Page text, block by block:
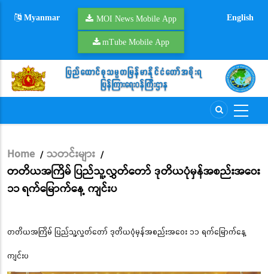
Myanmar MOI News Mobile App
mTube Mobile App
English
Breadcrumb
Home / သတင်းများ /
တတိယအကြိမ် ပြည်သူ့လွှတ်တော် ဒုတိယပုံမှန်အစည်းအဝေး
၁၁ ရက်မြောက်နေ့ ကျင်းပ
တတိယအကြိမ် ပြည်သူ့လွှတ်တော် ဒုတိယပုံမှန်အစည်းအဝေး ၁၁ ရက်မြောက်နေ့
ကျင်းပ